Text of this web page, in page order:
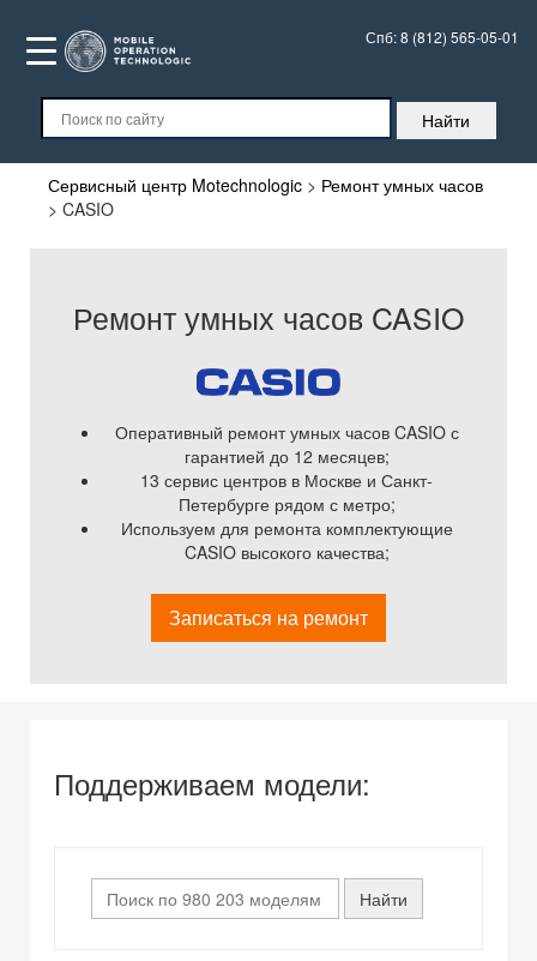
Спб:8 (812) 565-05-01
Сервисный центр Motechnologic > Ремонт умных часов
> CASIO
Ремонт умных часов CASIO
Оперативный ремонт умных часов CASIO с
гарантией до 12 месяцев;
13 сервис центров в Москве и Санкт-
Петербурге рядом с метро;
Используем для ремонта комплектующие
CASIO высокого качества;
Записаться на ремонт
Поддерживаем модели: